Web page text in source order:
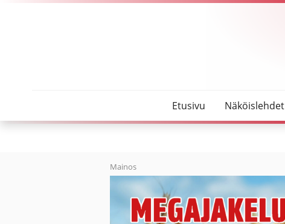
Etusivu Näköislehdet
Mainos